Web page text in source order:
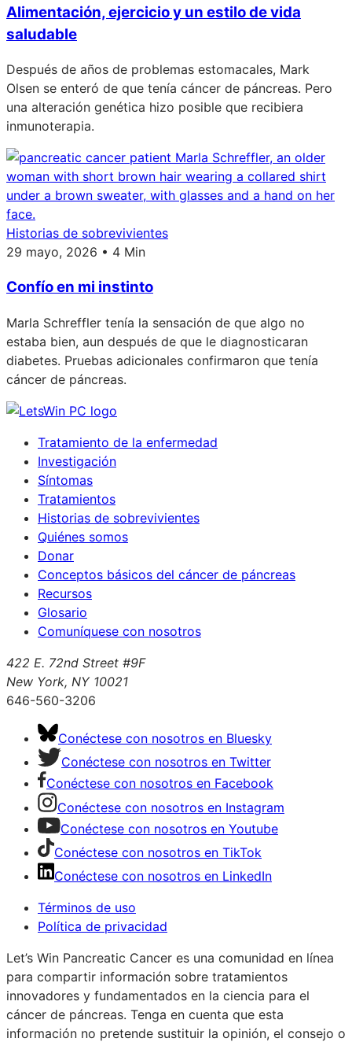
Alimentación, ejercicio y un estilo de vida
saludable
Después de años de problemas estomacales, Mark
Olsen se enteró de que tenía cáncer de páncreas. Pero
una alteración genética hizo posible que recibiera
inmunoterapia.
Historias de sobrevivientes
29 mayo, 2026 • 4 Min
Confío en mi instinto
Marla Schreffler tenía la sensación de que algo no
estaba bien, aun después de que le diagnosticaran
diabetes. Pruebas adicionales confirmaron que tenía
cáncer de páncreas.
Tratamiento de la enfermedad
Investigación
Síntomas
Tratamientos
Historias de sobrevivientes
Quiénes somos
Donar
Conceptos básicos del cáncer de páncreas
Recursos
Glosario
Comuníquese con nosotros
422 E. 72nd Street #9F
New York, NY 10021
646-560-3206
Conéctese con nosotros en Bluesky
Conéctese con nosotros en Twitter
Conéctese con nosotros en Facebook
Conéctese con nosotros en Instagram
Conéctese con nosotros en Youtube
Conéctese con nosotros en TikTok
Conéctese con nosotros en LinkedIn
Términos de uso
Política de privacidad
Let’s Win Pancreatic Cancer es una comunidad en línea
para compartir información sobre tratamientos
innovadores y fundamentados en la ciencia para el
cáncer de páncreas. Tenga en cuenta que esta
información no pretende sustituir la opinión, el consejo o